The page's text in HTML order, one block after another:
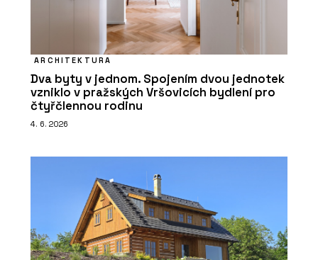
ARCHITEKTURA
Dva byty v jednom. Spojením dvou jednotek
vzniklo v pražských Vršovicích bydlení pro
čtyřčlennou rodinu
4. 6. 2026